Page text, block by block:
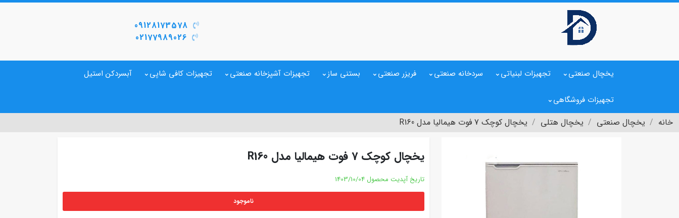
09128173578
02177989026
یخچال صنعتی تجهیزات لبنیاتی سردخانه صنعتی فریزر صنعتی بستنی ساز تجهیزات آشپزخانه صنعتی تجهیزات کافی شاپی آبسردکن استیل
تجهیزات فروشگاهی
خانه یخچال صنعتی یخچال هتلی یخچال کوچک 7 فوت هیمالیا مدل R160
یخچال کوچک 7 فوت هیمالیا مدل R160
تاریخ آپدیت محصول 1403/10/04
ناموجود